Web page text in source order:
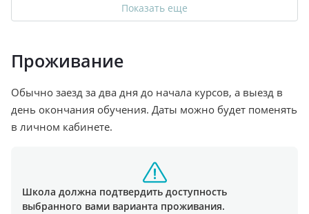
Показать еще
Проживание
Обычно заезд за два дня до начала курсов, а выезд в
день окончания обучения. Даты можно будет поменять
в личном кабинете.
Школа должна подтвердить доступность
выбранного вами варианта проживания.